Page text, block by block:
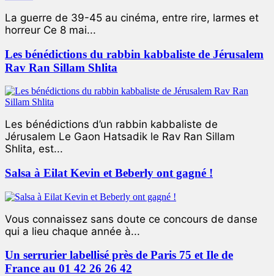
La guerre de 39-45 au cinéma, entre rire, larmes et
horreur Ce 8 mai...
Les bénédictions du rabbin kabbaliste de Jérusalem
Rav Ran Sillam Shlita
Les bénédictions d’un rabbin kabbaliste de
Jérusalem Le Gaon Hatsadik le Rav Ran Sillam
Shlita, est...
Salsa à Eilat Kevin et Beberly ont gagné !
Vous connaissez sans doute ce concours de danse
qui a lieu chaque année à...
Un serrurier labellisé près de Paris 75 et Ile de
France au 01 42 26 26 42